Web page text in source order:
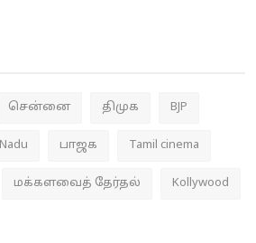
சென்னை திமுக BJP
பாஜக Tamil cinema
மக்களவைத் தேர்தல் Kollywood